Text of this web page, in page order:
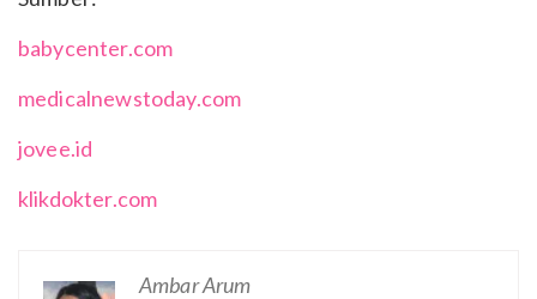
babycenter.com
medicalnewstoday.com
jovee.id
klikdokter.com
Ambar Arum